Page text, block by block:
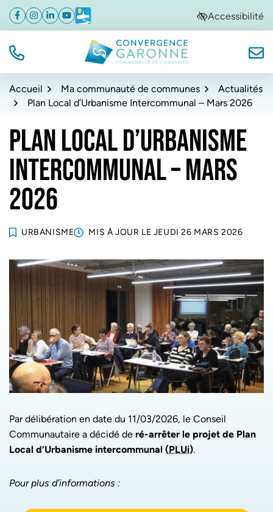
Aller
navigation
Aller
au
Aller
au
de
Facebook
(ouverture dans un nouvel onglet)
Instagram
(ouverture dans un nouvel onglet)
Linkedin
(ouverture dans un nouvel onglet)
YouTube
(ouverture dans un nouvel onglet)
Météo
(ouverture dans un nouvel onglet)Accessibilité
TÉL. Convergence Garonne
Accueil Ma communauté de communes
Actualités
Plan Local d’Urbanisme Intercommunal – Mars 2026
PLAN LOCAL D’URBANISME
INTERCOMMUNAL – MARS
2026
URBANISME MIS À JOUR LE JEUDI 26 MARS 2026
Par délibération en date du 11/03/2026, le Conseil
Communautaire a décidé de ré-arrêter le projet de Plan
Local d’Urbanisme intercommunal (PLUi).
Pour plus d’informations :